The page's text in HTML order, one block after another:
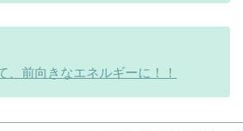
、前向きなエネルギーに！！